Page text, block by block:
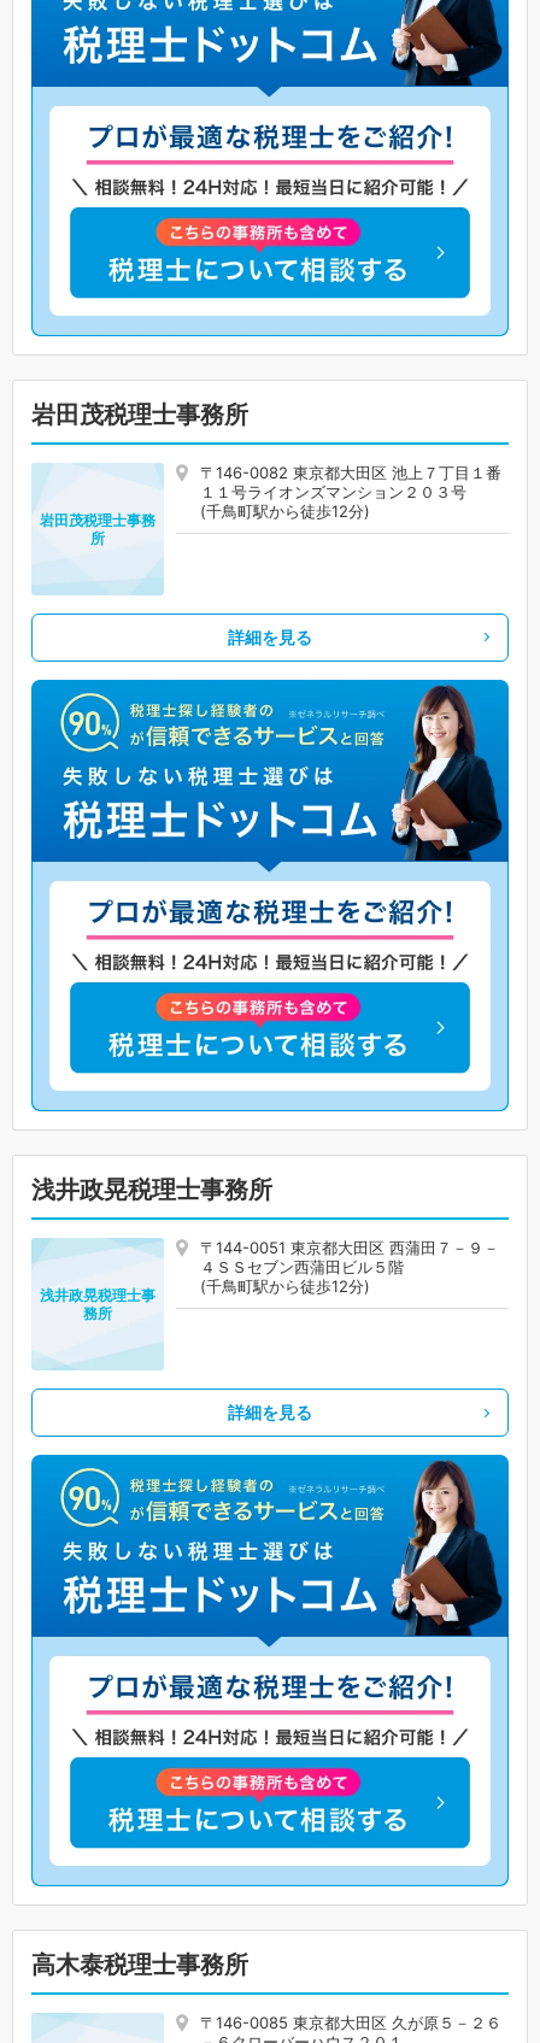
岩田茂税理士事務所
〒146-0082 東京都大田区 池上７丁目１番
１１号ライオンズマンション２０３号
(千鳥町駅から徒歩12分)
岩田茂税理士事務
所
詳細を見る
浅井政晃税理士事務所
〒144-0051 東京都大田区 西蒲田７－９－
４ＳＳセブン西蒲田ビル５階
(千鳥町駅から徒歩12分)
浅井政晃税理士事
務所
詳細を見る
高木泰税理士事務所
〒146-0085 東京都大田区 久が原５－２６